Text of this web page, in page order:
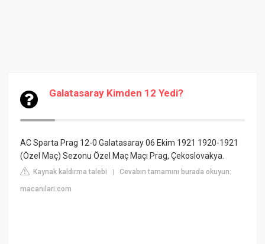
Galatasaray Kimden 12 Yedi?
AC Sparta Prag 12-0 Galatasaray 06 Ekim 1921 1920-1921
(Özel Maç) Sezonu Özel Maç Maçı Prag, Çekoslovakya.
Kaynak kaldırma talebi |Cevabın tamamını burada okuyun:
macanilari.com